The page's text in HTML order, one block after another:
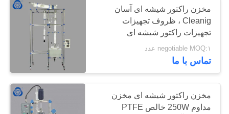
سایت
PRIVACY
POLICY
راکتور شیشه ای
ژاکت
6
مخزن راکتور شیشه ای آسان
Cleanig ، ظروف تجهیزات
تجهیزات راکتور شیشه ای
negotiable MOQ:۱ عدد
تماس با ما
مخزن راکتور شیشه ای مخزن
مداوم 250W خالص PTFE